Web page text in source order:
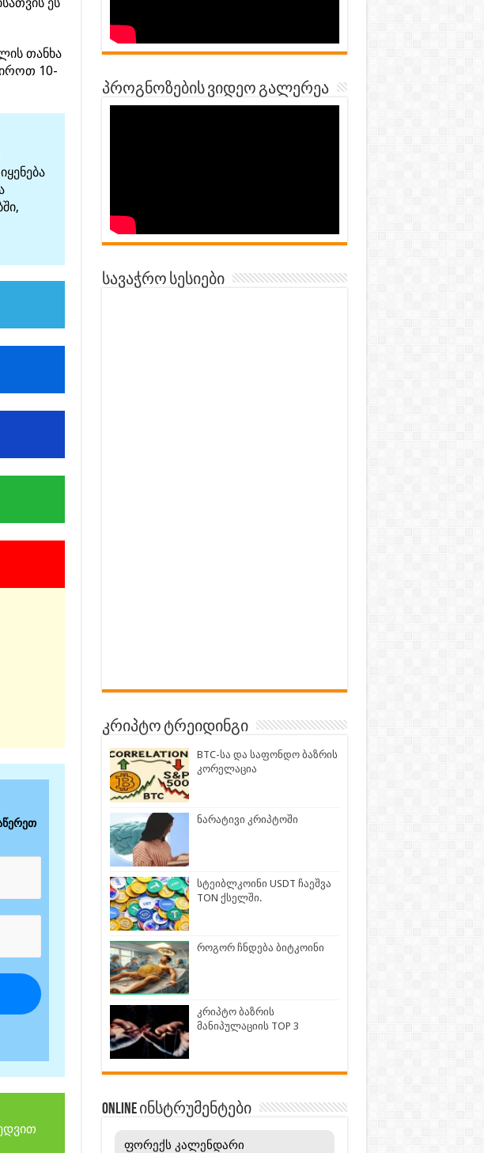
თანხა
10-
პროგნოზების ვიდეო გალერეა
სავაჭრო სესიები
კრიპტო ტრეიდინგი
BTC-სა და საფონდო ბაზრის
კორელაცია
ნარატივი კრიპტოში
სტეიბლკოინი USDT ჩაეშვა
TON ქსელში.
როგორ ჩნდება ბიტკოინი
კრიპტო ბაზრის
მანიპულაციის TOP 3
ONLINE ინსტრუმენტები
ფორექს კალენდარი